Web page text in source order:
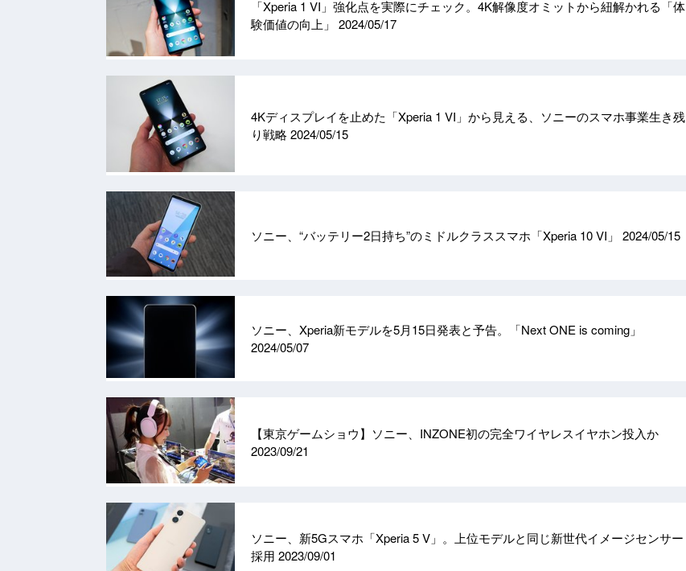
「Xperia 1 VI」強化点を実際にチェック。4K解像度オミットから紐解かれる「体
験価値の向上」 2024/05/17
4Kディスプレイを止めた「Xperia 1 VI」から見える、ソニーのスマホ事業生き残
り戦略2024/05/15
ソニー、“バッテリー2日持ち”のミドルクラススマホ「Xperia 10 VI」 2024/05/15
ソニー、Xperia新モデルを5月15日発表と予告。「Next ONE is coming」
2024/05/07
【東京ゲームショウ】ソニー、INZONE初の完全ワイヤレスイヤホン投入か
2023/09/21
ソニー、新5Gスマホ「Xperia 5 V」。上位モデルと同じ新世代イメージセンサー
採用 2023/09/01